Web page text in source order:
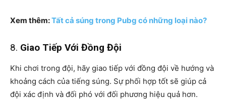
Xem thêm:Tất cả súng trong Pubg có những loại nào?
8. Giao Tiếp Với Đồng Đội
Khi chơi trong đội, hãy giao tiếp với đồng đội về hướng và
khoảng cách của tiếng súng. Sự phối hợp tốt sẽ giúp cả
đội xác định và đối phó với đối phương hiệu quả hơn.